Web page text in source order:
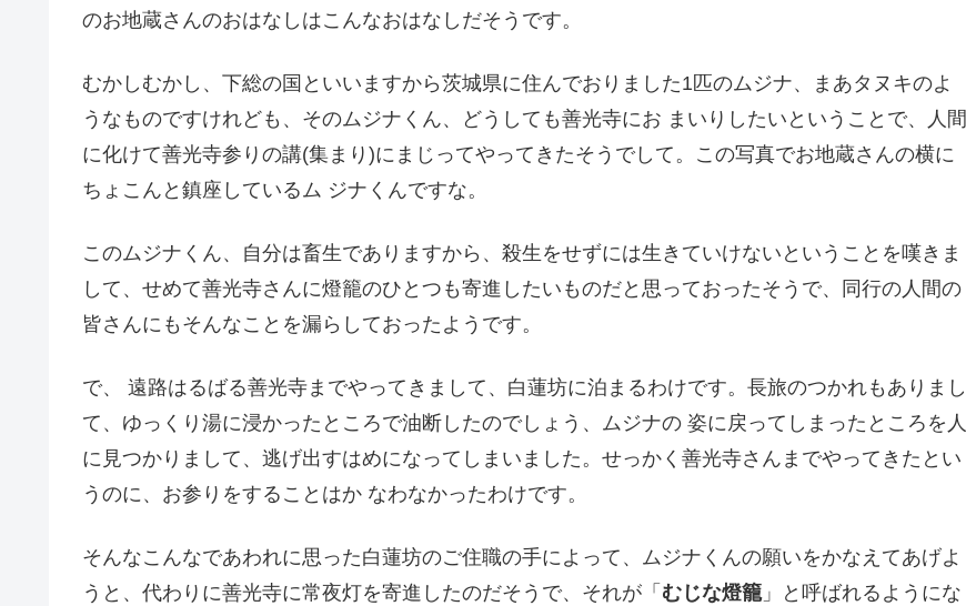
のお地蔵さんのおはなしはこんなおはなしだそうです。
むかしむかし、下総の国といいますから茨城県に住んでおりました1匹のムジナ、まあタヌキのよ
うなものですけれども、そのムジナくん、どうしても善光寺にお まいりしたいということで、人間
に化けて善光寺参りの講(集まり)にまじってやってきたそうでして。この写真でお地蔵さんの横に
ちょこんと鎮座しているム ジナくんですな。
このムジナくん、自分は畜生でありますから、殺生をせずには生きていけないということを嘆きま
して、せめて善光寺さんに燈籠のひとつも寄進したいものだと思っておったそうで、同行の人間の
皆さんにもそんなことを漏らしておったようです。
で、 遠路はるばる善光寺までやってきまして、白蓮坊に泊まるわけです。長旅のつかれもありまし
て、ゆっくり湯に浸かったところで油断したのでしょう、ムジナの 姿に戻ってしまったところを人
に見つかりまして、逃げ出すはめになってしまいました。せっかく善光寺さんまでやってきたとい
うのに、お参りをすることはか なわなかったわけです。
そんなこんなであわれに思った白蓮坊のご住職の手によって、ムジナくんの願いをかなえてあげよ
うと、代わりに善光寺に常夜灯を寄進したのだそうで、それが「 むじな燈籠」と呼ばれるようにな